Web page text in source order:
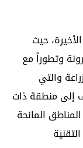
حيث
وتطوراً مع
والتي
إلى منطقة ذات
المانحة